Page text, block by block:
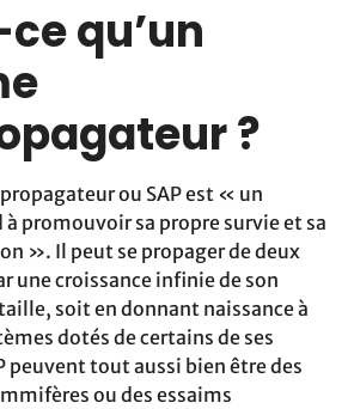
qu’un
?
ou SAP est « un
promouvoir sa propre survie et sa
». Il peut se propager de deux
une croissance infinie de son
soit en donnant naissance à
dotés de certains de ses
peuvent tout aussi bien être des
ou des essaims